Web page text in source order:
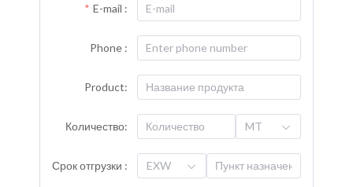
E-mail :
Phone :
Product:
Количество: MT
Срок отгрузки : EXW